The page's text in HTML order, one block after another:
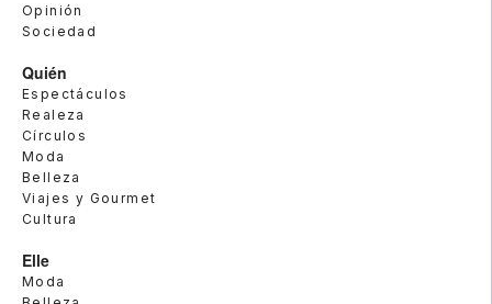
Opinión
Sociedad
Quién
Espectáculos
Realeza
Círculos
Moda
Belleza
Viajes y Gourmet
Cultura
Elle
Moda